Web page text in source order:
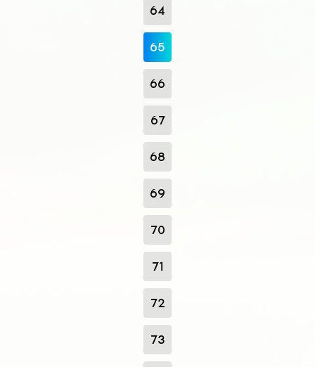
64
65
66
67
68
69
70
71
72
73